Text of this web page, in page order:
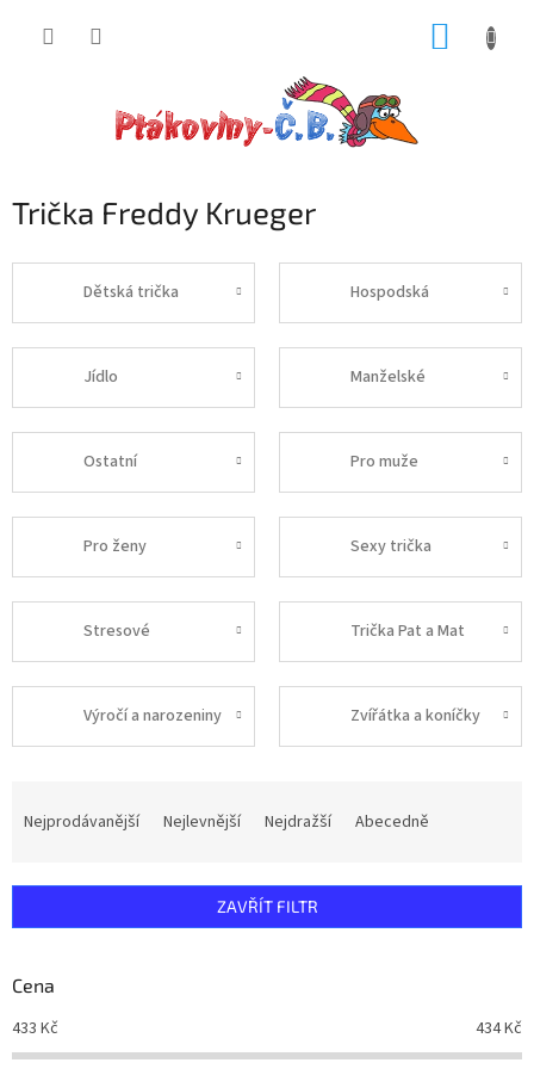
Trička Freddy Krueger
Dětská trička Hospodská
Jídlo Manželské
Ostatní Pro muže
Pro ženy Sexy trička
Stresové Trička Pat a Mat
Výročí a narozeniny Zvířátka a koníčky
í
r
o
d
u
Nejprodávanější Nejlevnější Nejdražší Abecedně
ZAVŘÍT FILTR
Cena
433 Kč 434Kč